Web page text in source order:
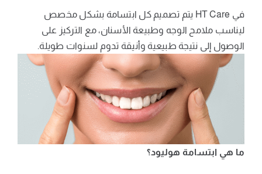
في HT Care يتم تصميم كل ابتسامة بشكل مخصص
ليناسب ملامح الوجه وطبيعة الأسنان، مع التركيز على
الوصول إلى نتيجة طبيعية وأنيقة تدوم لسنوات طويلة.
ما هي ابتسامة هوليود؟